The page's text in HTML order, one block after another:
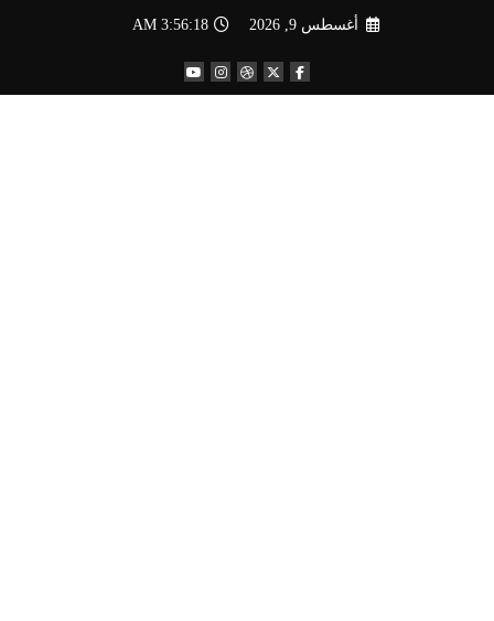
أغسطس 9, 2026 3:56:19 AM